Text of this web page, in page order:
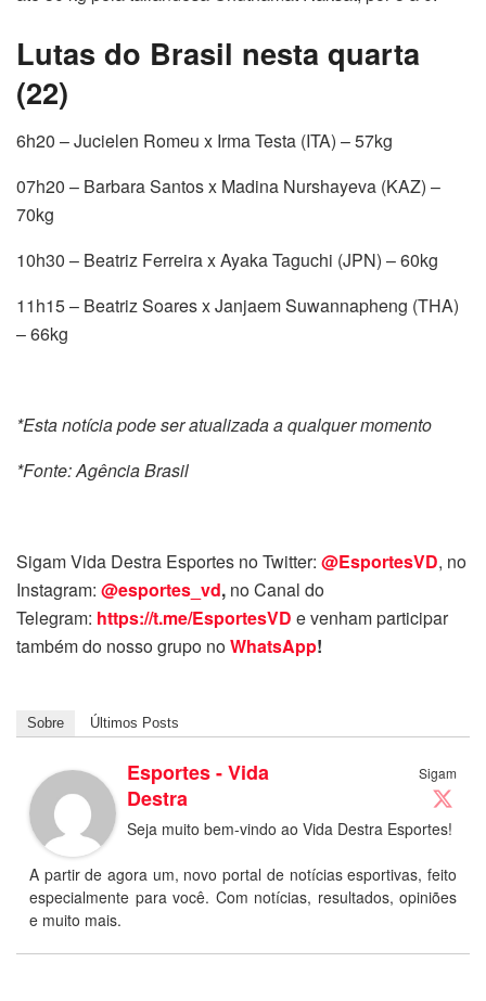
Lutas do Brasil nesta quarta
(22)
6h20 – Jucielen Romeu x Irma Testa (ITA) – 57kg
07h20 – Barbara Santos x Madina Nurshayeva (KAZ) –
70kg
10h30 – Beatriz Ferreira x Ayaka Taguchi (JPN) – 60kg
11h15 – Beatriz Soares x Janjaem Suwannapheng (THA)
– 66kg
*Esta notícia pode ser atualizada a qualquer momento
*Fonte: Agência Brasil
Sigam Vida Destra Esportes no Twitter: @EsportesVD, no
Instagram: @esportes_vd, no Canal do
Telegram: https://t.me/EsportesVD e venham participar
também do nosso grupo noWhatsApp!
Sobre Últimos Posts
Sigam
Esportes - Vida
Destra
Seja muito bem-vindo ao Vida Destra Esportes!
A partir de agora um, novo portal de notícias esportivas, feito
especialmente para você. Com notícias, resultados, opiniões
e muito mais.